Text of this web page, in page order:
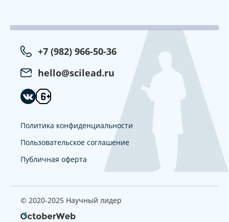
+7 (982) 966-50-36
hello@scilead.ru
Политика конфиденциальности
Пользовательское соглашение
Публичная оферта
© 2020-2025 Научный лидер